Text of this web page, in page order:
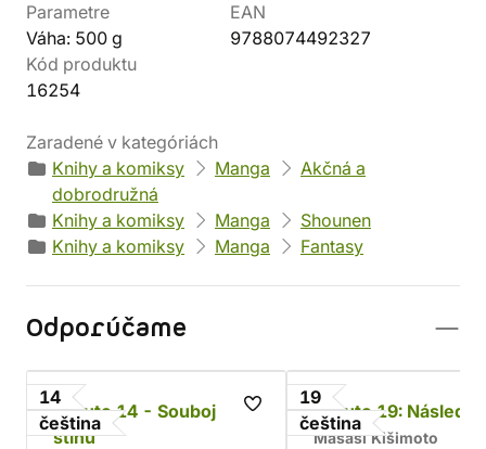
Parametre
Váha: 500 g
EAN
9788074492327
Kód produktu
16254
Zaradené v kategóriách
Knihy a komiksy
Manga
Akčná a
dobrodružná
Knihy a komiksy
Manga
Shounen
Knihy a komiksy
Manga Fantasy
Odporúčame
14
čeština
Naruto 14 - Souboj
stínů
19
čeština
Naruto 19:
Masaši Kišimoto